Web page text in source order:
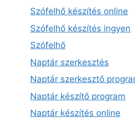
Szófelhő készítés online
Szófelhő készítés ingyen
Szófelhő
Naptár szerkesztés
Naptár szerkesztő
Naptár készítő program
Naptár készítés online